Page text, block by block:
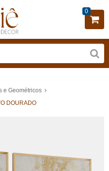
0
e Geométricos
DOURADO